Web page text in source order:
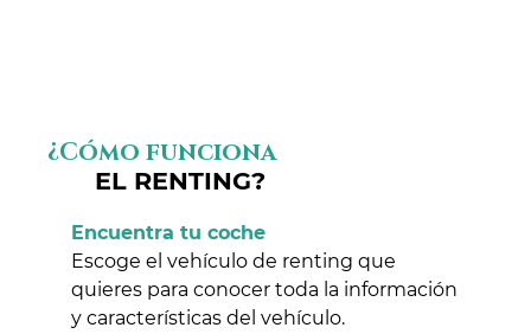
¿Cómo funciona
EL RENTING?
Encuentra tu coche
Escoge el vehículo de renting que
quieres para conocer toda la información
y características del vehículo.